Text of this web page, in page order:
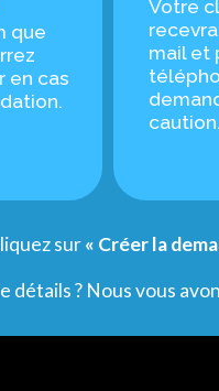
que
en cas
Votre
mail et
caution.
sur« Créer la
détails ? Nous vous